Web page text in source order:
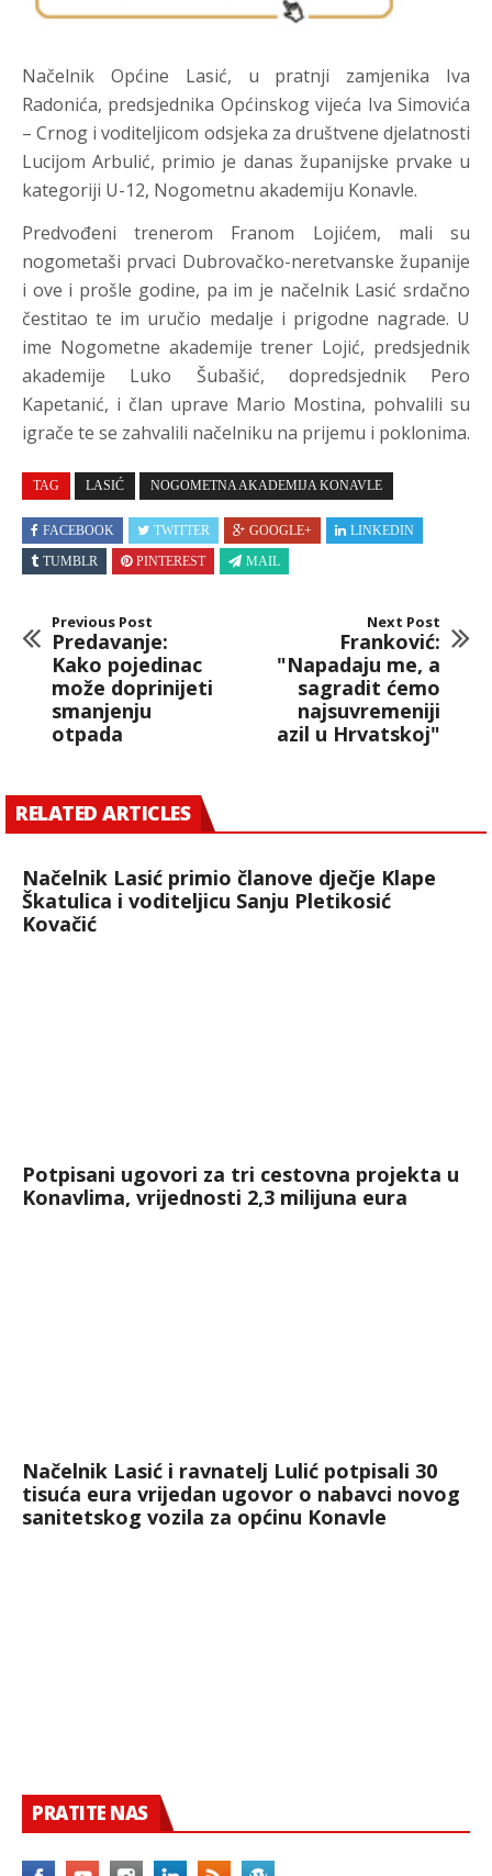
Načelnik Općine Lasić, u pratnji zamjenika Iva
Radonića, predsjednika Općinskog vijeća Iva Simovića
– Crnog i voditeljicom odsjeka za društvene djelatnosti
Lucijom Arbulić, primio je danas županijske prvake u
kategoriji U-12, Nogometnu akademiju Konavle.
Predvođeni trenerom Franom Lojićem, mali su
nogometaši prvaci Dubrovačko-neretvanske županije
i ove i prošle godine, pa im je načelnik Lasić srdačno
čestitao te im uručio medalje i prigodne nagrade. U
ime Nogometne akademije trener Lojić, predsjednik
akademije Luko Šubašić, dopredsjednik Pero
Kapetanić, i član uprave Mario Mostina, pohvalili su
igrače te se zahvalili načelniku na prijemu i poklonima.
TAG LASIĆ NOGOMETNA AKADEMIJA KONAVLE
FACEBOOK TWITTER GOOGLE+
LINKEDIN
TUMBLR
PINTEREST MAIL
Previous Post
Predavanje:
Kako pojedinac
može doprinijeti
smanjenju
otpada
Next Post
Franković:
"Napadaju me, a
sagradit ćemo
najsuvremeniji
azil u Hrvatskoj"
RELATED ARTICLES
Načelnik Lasić primio članove dječje Klape
Škatulica i voditeljicu Sanju Pletikosić
Kovačić
Potpisani ugovori za tri cestovna projekta u
Konavlima, vrijednosti 2,3 milijuna eura
Načelnik Lasić i ravnatelj Lulić potpisali 30
tisuća eura vrijedan ugovor o nabavci novog
sanitetskog vozila za općinu Konavle
PRATITE NAS